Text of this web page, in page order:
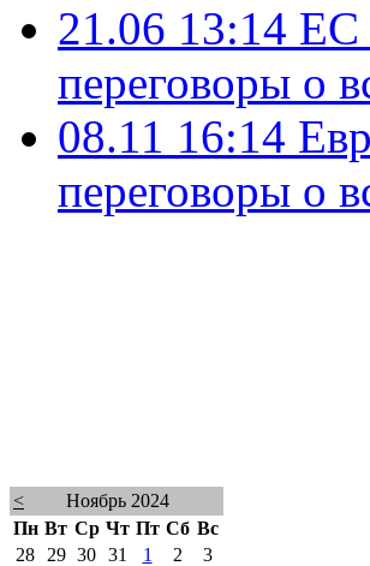
21.06 13:14 ЕС
переговоры о
08.11 16:14
переговоры о
<
Ноябрь 2024
Пн Вт Ср Чт Пт Сб Вс
28
29 30 31 1 2
3